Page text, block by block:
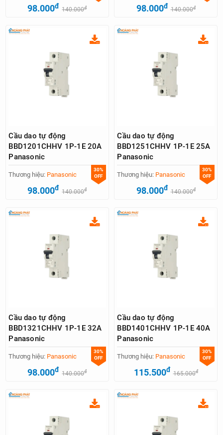
98.000đ 140.000đ 98.000đ 140.000đ
Cầu dao tự động
BBD1201CHHV 1P-1E 20A
Panasonic
30%
OFF
Thương hiệu: Panasonic
98.000đ 140.000đ
Cầu dao tự động
BBD1251CHHV 1P-1E 25A
Panasonic
30%
OFF
Thương hiệu: Panasonic
98.000đ 140.000đ
Cầu dao tự động
BBD1321CHHV 1P-1E 32A
Panasonic
30%
OFF
Thương hiệu: Panasonic
98.000đ 140.000đ
Cầu dao tự động
BBD1401CHHV 1P-1E 40A
Panasonic
30%
OFF
Thương hiệu: Panasonic
115.500đ 165.000đ